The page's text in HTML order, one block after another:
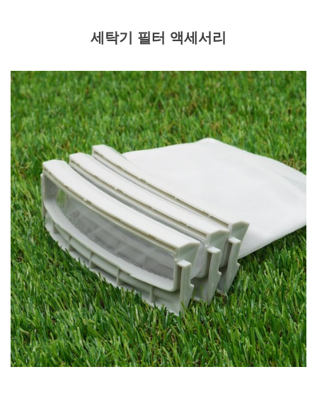
세탁기 필터 액세서리